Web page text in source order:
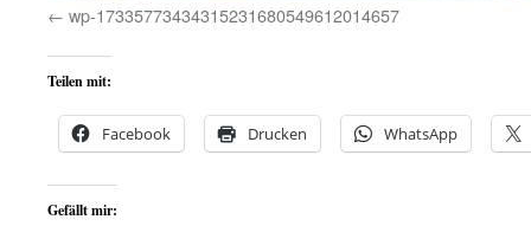
wp-17335773434315231680549612014657
Teilen mit:
Facebook Drucken WhatsApp
Gefällt mir: